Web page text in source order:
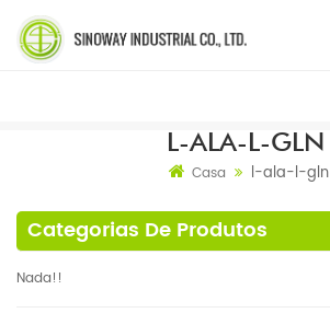
L-ALA-L-GLN
Casa l-ala-l-gln
Categorias De Produtos
Nada!!